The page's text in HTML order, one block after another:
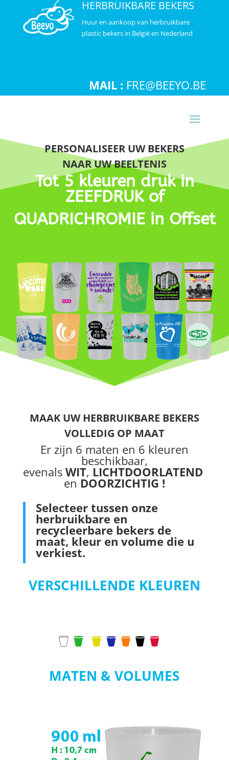
HERBRUIKBARE BEKERS
Huur en aankoop van herbruikbare
plastic bekers in België en Nederland
MAIL : FRE@BEEYO.BE
PERSONALISEER UW BEKERS
NAAR UW BEELTENIS
Tot 5 kleuren druk in
ZEEFDRUK of
QUADRICHROMIE in Offset
MAAK UWHERBRUIKBARE BEKERS
VOLLEDIG OP MAAT
Er zijn 6 maten en 6 kleuren
beschikbaar,
evenals WIT, LICHTDOORLATEND
en DOORZICHTIG !
Selecteer tussen onze
herbruikbare en
recycleerbare bekers de
maat, kleur en volume die u
verkiest.
VERSCHILLENDE KLEUREN
MATEN & VOLUMES